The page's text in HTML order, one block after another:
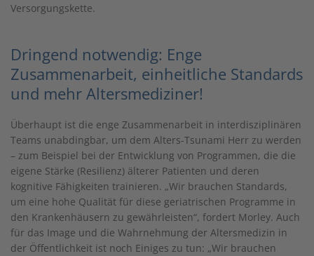
Versorgungskette.
Dringend notwendig: Enge
Zusammenarbeit, einheitliche Standards
und mehr Altersmediziner!
Überhaupt ist die enge Zusammenarbeit in interdisziplinären
Teams unabdingbar, um dem Alters-Tsunami Herr zu werden
– zum Beispiel bei der Entwicklung von Programmen, die die
eigene Stärke (Resilienz) älterer Patienten und deren
kognitive Fähigkeiten trainieren. „Wir brauchen Standards,
um eine hohe Qualität für diese geriatrischen Programme in
den Krankenhäusern zu gewährleisten“, fordert Morley. Auch
für das Image und die Wahrnehmung der Altersmedizin in
der Öffentlichkeit ist noch Einiges zu tun: „Wir brauchen